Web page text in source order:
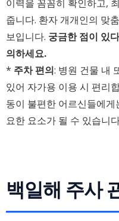
이력을 꼼꼼히 확인하고,
줍니다. 환자 개개인의 맞
보입니다. 궁금한 점이 있
의하세요.
* 주차 편의: 병원 건물 내
있어 자가용 이용 시 편리
동이 불편한 어르신들에
요한 요소가 될 수 있습니
백일해 주사